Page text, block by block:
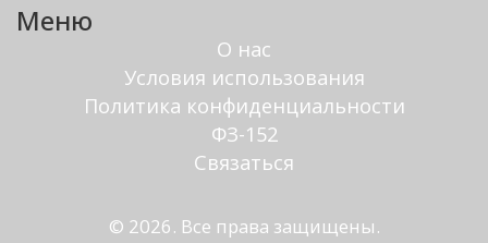
Меню
О нас
Условия использования
Политика конфиденциальности
ФЗ-152
Связаться
© 2026. Все права защищены.